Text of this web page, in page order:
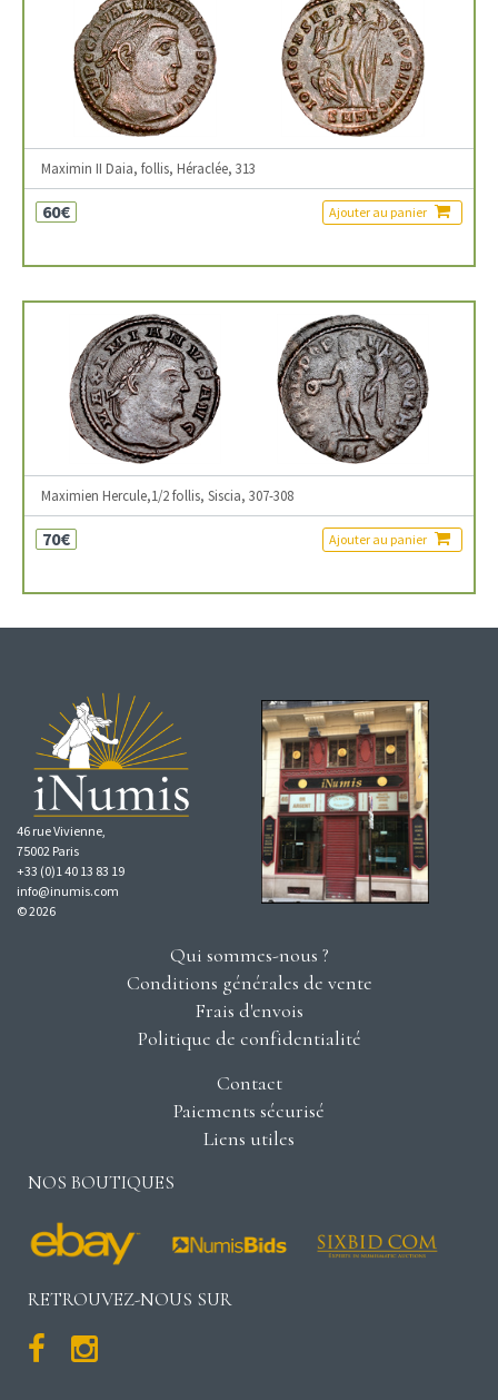
Maximin II Daia, follis, Héraclée, 313
60€ Ajouter au panier
Maximien Hercule,1/2 follis, Siscia, 307-308
70€ Ajouter au panier
46 rue Vivienne,
75002 Paris
+33 (0)1 40 13 83 19
info@inumis.com
© 2026
Qui sommes-nous ?
Conditions générales de vente
Frais d'envois
Politique de confidentialité
Contact
Paiements sécurisé
Liens utiles
NOS BOUTIQUES
RETROUVEZ-NOUS SUR